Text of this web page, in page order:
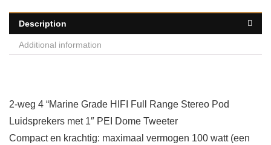
Description
Additional information
2-weg 4 “Marine Grade HIFI Full Range Stereo Pod
Luidsprekers met 1″ PEI Dome Tweeter
Compact en krachtig: maximaal vermogen 100 watt (een